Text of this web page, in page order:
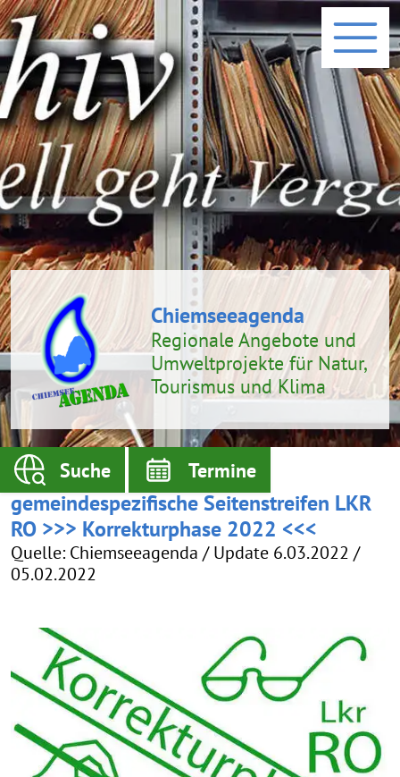
Chiemseeagenda
Regionale Angebote und
Umweltprojektefür Natur,
Tourismus und Klima
Suche Termine
gemeindespezifische Seitenstreifen LKR
RO >>> Korrekturphase 2022 <<<
Quelle: Chiemseeagenda / Update 6.03.2022 /
05.02.2022